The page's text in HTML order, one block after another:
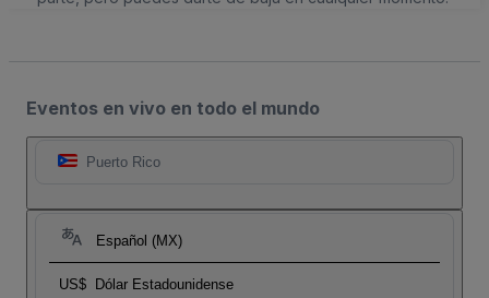
Eventos en vivo en todo el mundo
Puerto Rico
Español (MX)
US$ Dólar Estadounidense